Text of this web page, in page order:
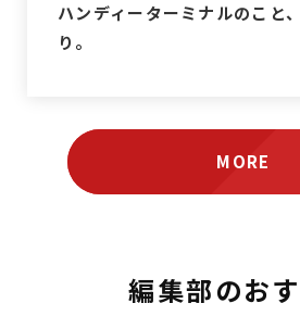
ハンディーターミナルのこと
り。
MORE
編集部のお